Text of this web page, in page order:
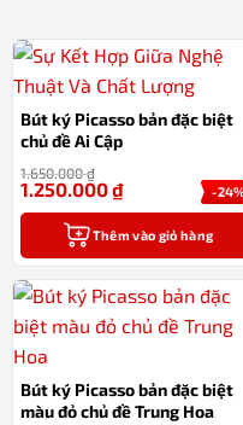
Bút ký Picasso bản đặc biệt
chủ đề Ai Cập
1.650.000₫
-
1.250.000₫
Thêm vào giỏ hàng
Bút ký Picasso bản đặc biệt
màu đỏ chủ đề Trung Hoa